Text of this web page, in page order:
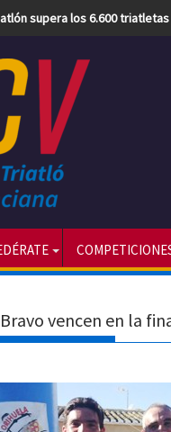
supera los 6.600 triatletas
vencen en la